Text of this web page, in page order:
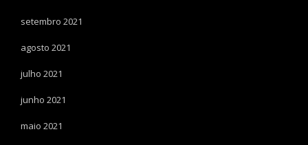
setembro 2021
agosto 2021
julho 2021
junho 2021
maio 2021